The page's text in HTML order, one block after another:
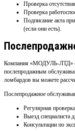
Проверка
Проверка
Подписание акта
(если они есть).
Компания «МОДУЛЬ-ЛТД»
послепродажным
ломбардов вы можете
Послепродажное
Регулярная
Выезд специалиста
Консультации по